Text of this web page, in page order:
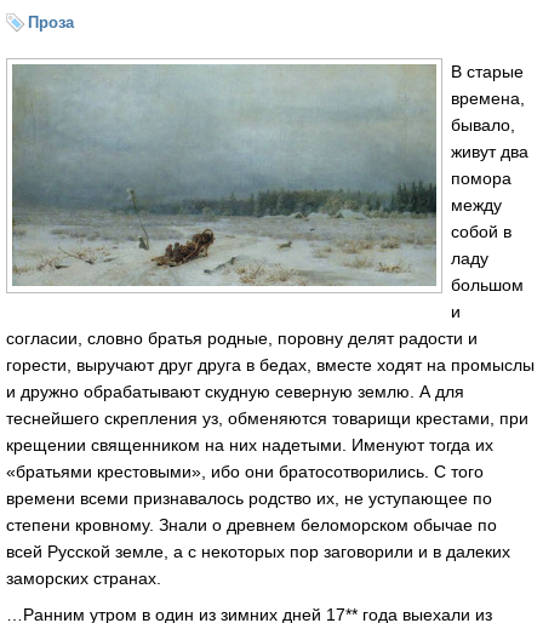
Проза
В старые
времена,
бывало,
живут два
помора
между
собой в
ладу
большом
и
согласии, словно братья родные, поровну делят радости и
горести, выручают друг друга в бедах, вместе ходят на промыслы
и дружно обрабатывают скудную северную землю. А для
теснейшего скрепления уз, обменяются товарищи крестами, при
крещении священником на них надетыми. Именуют тогда их
«братьями крестовыми», ибо они братосотворились. С того
времени всеми признавалось родство их, не уступающее по
степени кровному. Знали о древнем беломорском обычае по
всей Русской земле, а с некоторых пор заговорили и в далеких
заморских странах.
…Ранним утром в один из зимних дней 17** года выехали из